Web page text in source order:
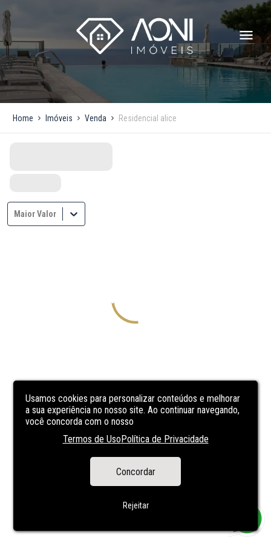
Usamos cookies para personalizar conteúdos e melhorar
a sua experiência no nosso site. Ao continuar navegando,
você concorda com o nosso
Termos de UsoPolítica de Privacidade
Concordar
Rejeitar
Home Imóveis Venda Residencial alice
Maior Valor